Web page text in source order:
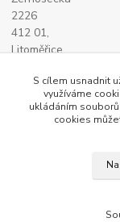
2226
412 01,
Litoměřice
(+420) 416 733
IČ: 27265382
S cílem usnadnit
využíváme
ukládáním
cookies